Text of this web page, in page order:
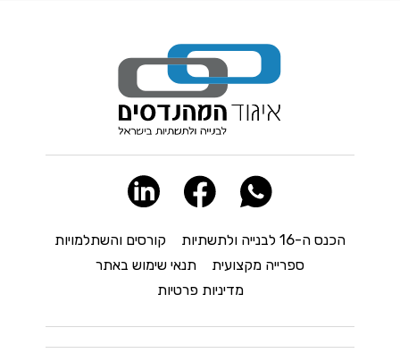
הכנס ה-16 לבנייה ולתשתיות
קורסים והשתלמויות
ספרייה מקצועית
תנאי שימוש באתר
מדיניות פרטיות